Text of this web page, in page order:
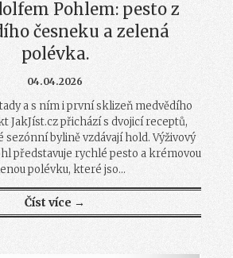
Pohlem: pesto z
česneku a zelená
polévka.
04.04.2026
a s ním i první sklizeň medvědího
JakJíst.cz přichází s dvojicí receptů,
sezónní bylině vzdávají hold. Výživový
představuje rychlé pesto a krémovou
polévku, které jso...
Číst více →